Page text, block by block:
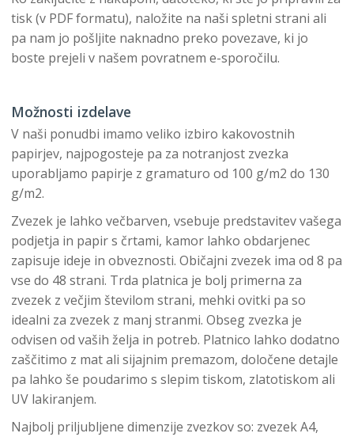
tisk (v PDF formatu), naložite na naši spletni strani ali
pa nam jo pošljite naknadno preko povezave, ki jo
boste prejeli v našem povratnem e-sporočilu.
Možnosti izdelave
V naši ponudbi imamo veliko izbiro kakovostnih
papirjev, najpogosteje pa za notranjost zvezka
uporabljamo papirje z gramaturo od 100 g/m2 do 130
g/m2.
Zvezek je lahko večbarven, vsebuje predstavitev vašega
podjetja in papir s črtami, kamor lahko obdarjenec
zapisuje ideje in obveznosti. Običajni zvezek ima od 8 pa
vse do 48 strani. Trda platnica je bolj primerna za
zvezek z večjim številom strani, mehki ovitki pa so
idealni za zvezek z manj stranmi. Obseg zvezka je
odvisen od vaših želja in potreb. Platnico lahko dodatno
zaščitimo z mat ali sijajnim premazom, določene detajle
pa lahko še poudarimo s slepim tiskom, zlatotiskom ali
UV lakiranjem.
Najbolj priljubljene dimenzije zvezkov so: zvezek A4,